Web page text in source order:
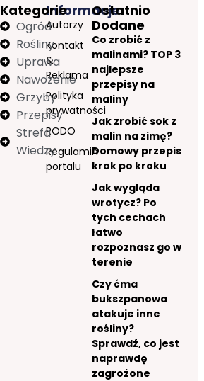
Informacje
Autorzy
Kontakt
&
Reklama
Polityka
prywatności
RODO
Regulamin
portalu
Kategorie
Ogród
Rośliny
Uprawa
Nawożenie
Grzyby
Przepisy
Strefa
Wiedzy
Ostatnio
Dodane
Co zrobić z
malinami? TOP 3
najlepsze
przepisy na
maliny
Jak zrobić sok z
malin na zimę?
Domowy przepis
krok po kroku
Jak wygląda
wrotycz? Po
tych cechach
łatwo
rozpoznasz go w
terenie
Czy ćma
bukszpanowa
atakuje inne
rośliny?
Sprawdź, co jest
naprawdę
zagrożone